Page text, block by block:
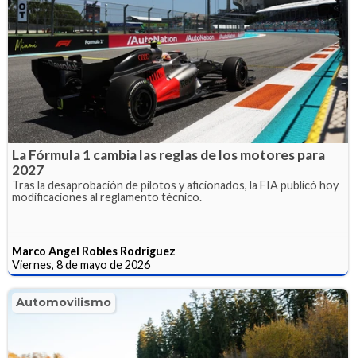
La Fórmula 1 cambia las reglas de los motores para
2027
Tras la desaprobación de pilotos y aficionados, la FIA publicó hoy
modificaciones al reglamento técnico.
Marco Angel Robles Rodriguez
Viernes, 8 de mayo de 2026
Automovilismo